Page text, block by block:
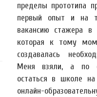
пределы прототипа
первый опыт и на
вакансию стажера в
которая к тому
создавалась
Меня взяли, а по
остаться в школе
онлайн-